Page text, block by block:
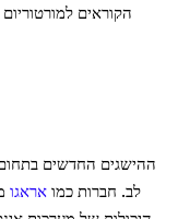
הקוראים
ההישגים החדשים
לב. חברות כמו אראגו